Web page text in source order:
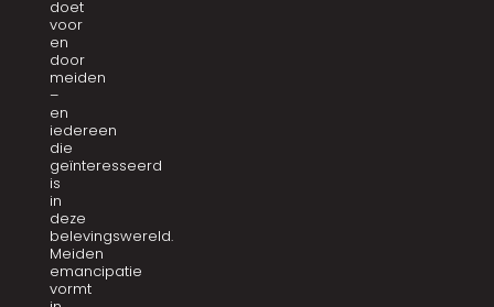
doet
voor
en
door
meiden
–
en
iedereen
die
geïnteresseerd
is
in
deze
belevingswereld.
Meiden
emancipatie
vormt